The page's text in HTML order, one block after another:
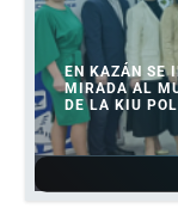
EN KAZÁN SE
MIRADA AL
DE LA KIU